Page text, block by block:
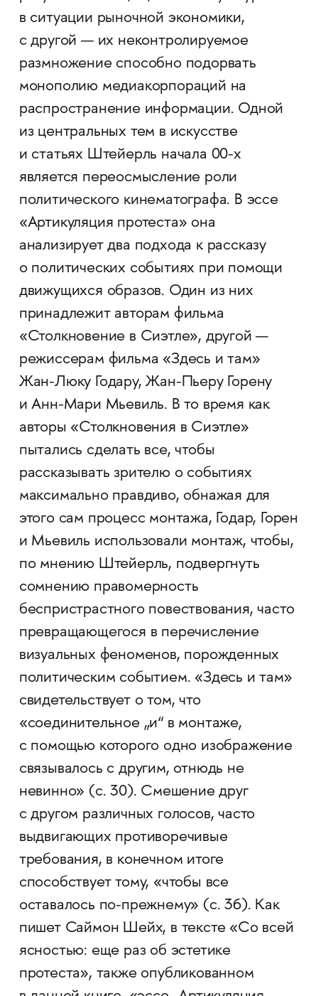
в ситуации рыночной экономики,
с другой — их неконтролируемое
размножение способно подорвать
монополию медиакорпораций на
распространение информации. Одной
из центральных тем в искусстве
и статьях Штейерль начала 00-х
является переосмысление роли
политического кинематографа. В эссе
«Артикуляция протеста» она
анализирует два подхода к рассказу
о политических событиях при помощи
движущихся образов. Один из них
принадлежит авторам фильма
«Столкновение в Сиэтле», другой —
режиссерам фильма «Здесь и там»
Жан-­Люку Годару, Жан-­Пьеру Горену
и Анн-­Мари Мьевиль. В то время как
авторы «Столкновения в Сиэтле»
пытались сделать все, чтобы
рассказывать зрителю о событиях
максимально правдиво, обнажая для
этого сам процесс монтажа, Годар, Горен
и Мьевиль использовали монтаж, чтобы,
по мнению Штейерль, подвергнуть
сомнению правомерность
беспристрастного повествования, часто
превращающегося в перечисление
визуальных феноменов, порожденных
политическим событием. «Здесь и там»
свидетельствует о том, что
«соединительное „и“ в монтаже,
с помощью которого одно изображение
связывалось с другим, отнюдь не
невинно» (с. 30). Смешение друг
с другом различных голосов, часто
выдвигающих противоречивые
требования, в конечном итоге
способствует тому, «чтобы все
оставалось по-прежнему» (с. 36). Как
пишет Саймон Шейх, в тексте «Со всей
ясностью: еще раз об эстетике
протеста», также опубликованном